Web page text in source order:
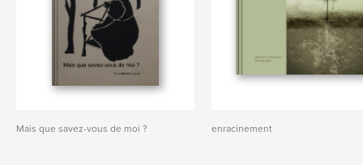
Mais que savez-vous de moi ? enracinement